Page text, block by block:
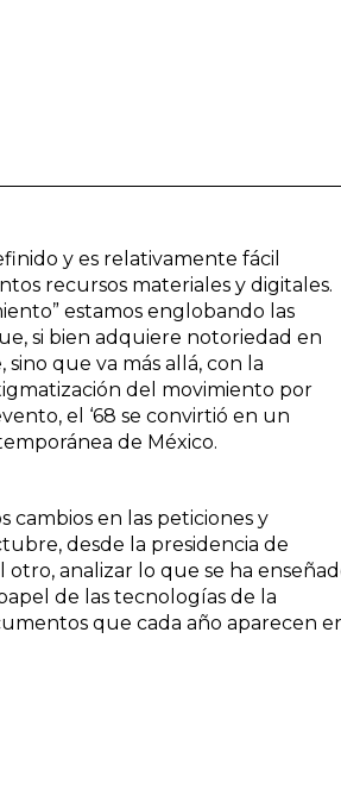
y es relativamente fácil
recursos materiales y digitales.
estamos englobando las
si bien adquiere notoriedad en
que va más allá, con la
del movimiento por
el ‘68 se convirtió en un
de México.
cambios en las peticiones y
desde la presidencia de
otro, analizar lo que se ha
de las tecnologías de la
que cada año aparecen